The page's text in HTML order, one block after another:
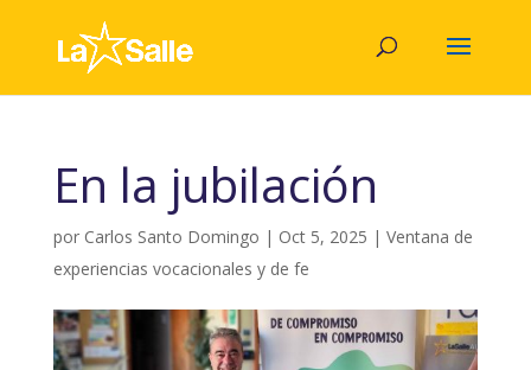
En la jubilación
por Carlos Santo Domingo | Oct 5, 2025 | Ventana de
experiencias vocacionales y de fe